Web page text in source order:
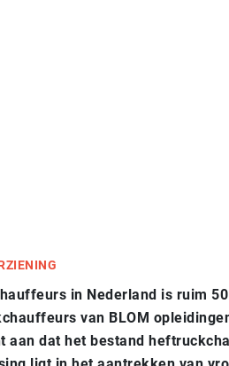
in Nederland is ruim
van BLOM
dat het bestand